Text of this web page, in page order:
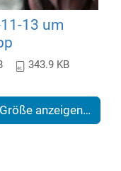
13 um
343.9 KB
anzeigen…